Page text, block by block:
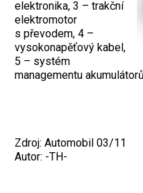
elektronika, 3 – trakční
elektromotor
s převodem, 4 –
vysokonapěťový kabel,
5 – systém
managementu
Zdroj: Automobil 03/11
Autor: -TH-